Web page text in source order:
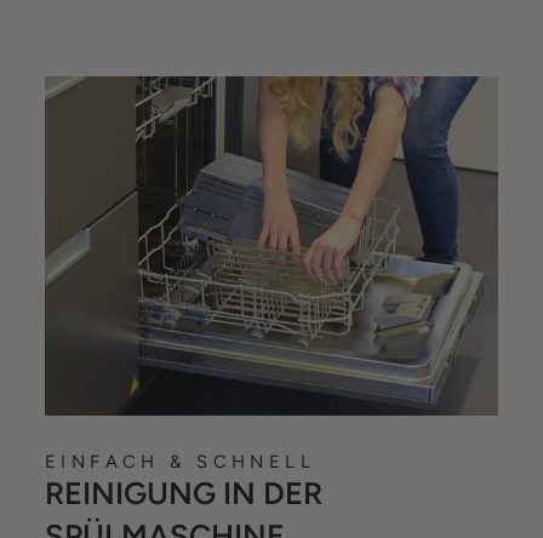
EINFACH & SCHNELL
REINIGUNG IN DER